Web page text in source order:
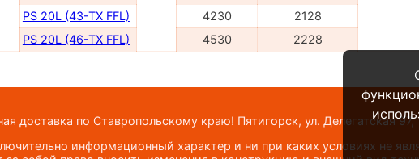
PS 20L (43-TX FFL)
4230 2128
PS 20L (46-TX FFL)
4530 2228
по Ставропольскому краю! Пятигорск, ул. Делегатская 97,
информационный характер и ни при каких условиях не